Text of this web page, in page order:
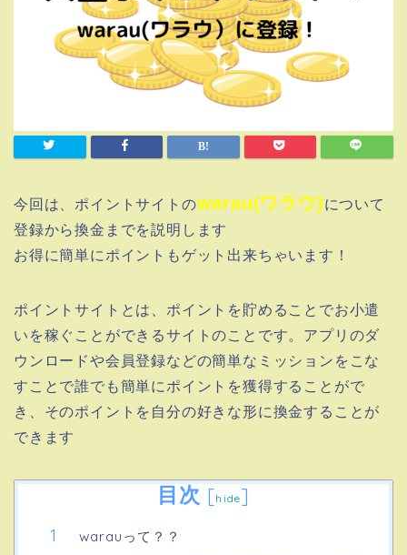
今回は、ポイントサイトのwarau(ワラウ)について
登録から換金までを説明します
お得に簡単にポイントもゲット出来ちゃいます！
ポイントサイトとは、ポイントを貯めることでお小遣
いを稼ぐことができるサイトのことです。アプリのダ
ウンロードや会員登録などの簡単なミッションをこな
すことで誰でも簡単にポイントを獲得することがで
き、そのポイントを自分の好きな形に換金することが
できます
目次 [hide]
warauって？？